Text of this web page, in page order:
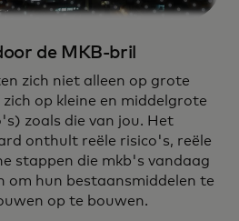
de MKB-bril
zich niet alleen op grote
op kleine en middelgrote
zoals die van jou. Het
onthult reële risico's, reële
stappen die mkb's vandaag
om hun bestaansmiddelen te
op te bouwen.